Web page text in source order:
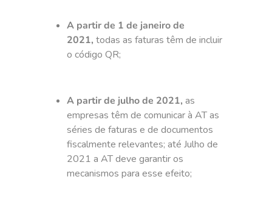
A partir de 1 de janeiro de
2021, todas as faturas têm de incluir
o código QR;
A partir de julho de 2021,as
empresas têm de comunicar à AT as
séries de faturas e de documentos
fiscalmente relevantes; até Julho de
2021 a AT deve garantir os
mecanismos para esse efeito;